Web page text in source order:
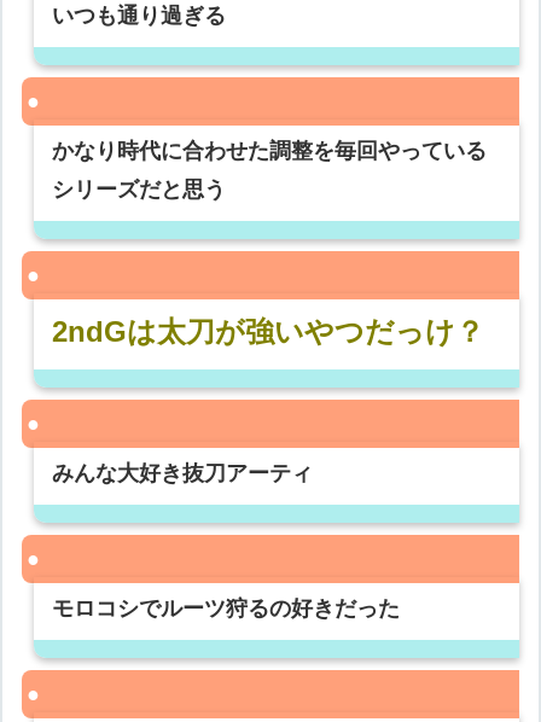
いつも通り過ぎる
かなり時代に合わせた調整を毎回やっている
シリーズだと思う
2ndGは太刀が強いやつだっけ？
みんな大好き抜刀アーティ
モロコシでルーツ狩るの好きだった